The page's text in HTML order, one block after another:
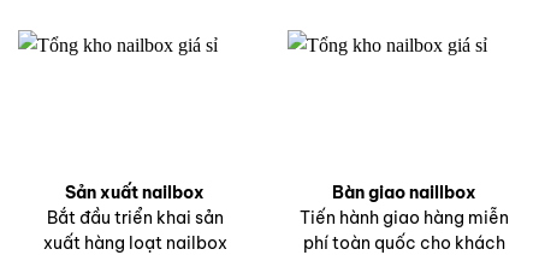
Sản xuất nailbox
Bắt đầu triển khai sản
xuất hàng loạt nailbox
Bàn giao naillbox
Tiến hành giao hàng miễn
phí toàn quốc cho khách